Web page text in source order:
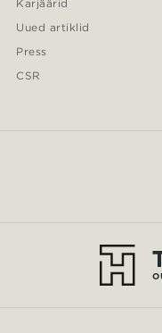
Karjäärid
Uued artiklid
Press
CSR